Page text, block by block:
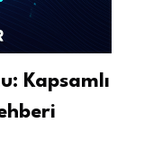
Kapsamlı